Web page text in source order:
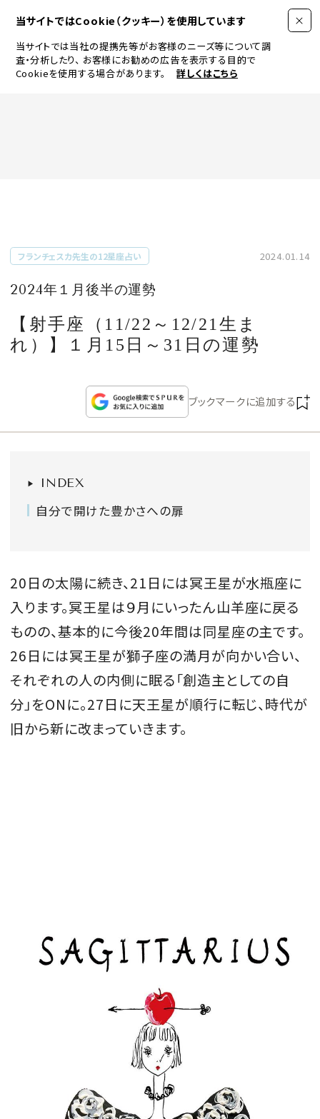
当サイトではCookie（クッキー）を使用しています
当サイトでは当社の提携先等がお客様のニーズ等について調
査・分析したり、 お客様にお勧めの広告を表示する目的で
Cookieを使用する場合があります。
詳しくはこちら
JEWELRY & WATCH
LIFESTYLE
CULTURE
COLLECTION
MAGAZINE
会員登録
Log in or Sign up
SPUR読者のためのメンバーシッププログラム
MAGAZINE
2026年9月号
フランチェスカ先生の12星座占い 2024.01.14
2024年１月後半の運勢
【射手座（11/22～12/21生ま
れ）】１月15日～31日の運勢
ブックマークに追加する
INDEX
自分で開けた豊かさへの扉
20日の太陽に続き、21日には冥王星が水瓶座に
入ります。冥王星は９月にいったん山羊座に戻る
ものの、基本的に今後20年間は同星座の主です。
26日には冥王星が獅子座の満月が向かい合い、
それぞれの人の内側に眠る「創造主としての自
分」をONに。27日に天王星が順行に転じ、時代が
旧から新に改まっていきます。